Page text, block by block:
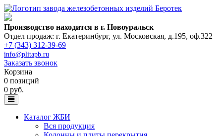
Производство находится в г. Новоуральск
Отдел продаж: г. Екатеринбург, ул. Московская, д.195, оф.322
+7 (343) 312-39-69
info@plitapb.ru
Заказать звонок
Корзина
0 позиций
0 руб.
Каталог ЖБИ
Вся продукция